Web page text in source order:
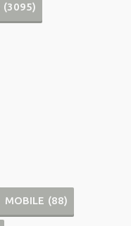
(3095)
MOBILE (88)